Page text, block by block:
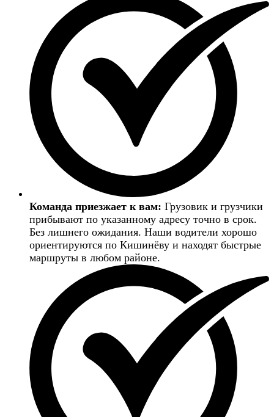
Команда приезжает к вам: Грузовик и грузчики
прибывают по указанному адресу точно в срок.
Без лишнего ожидания. Наши водители хорошо
ориентируются по Кишинёву и находят быстрые
маршруты в любом районе.